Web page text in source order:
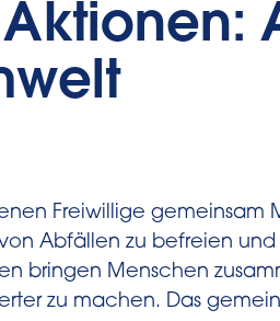
Freiwillige gemeinsam
Abfällen zu befreien und
bringen Menschen
zu machen. Das